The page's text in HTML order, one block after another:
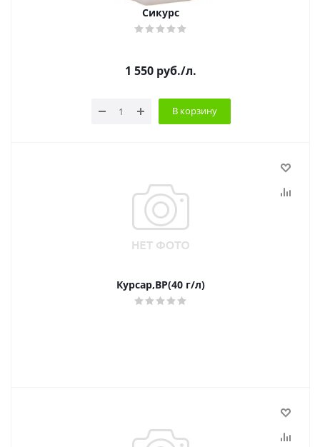
Сикурс
1 550 руб./л.
В корзину
Курсар,ВР(40 г/л)